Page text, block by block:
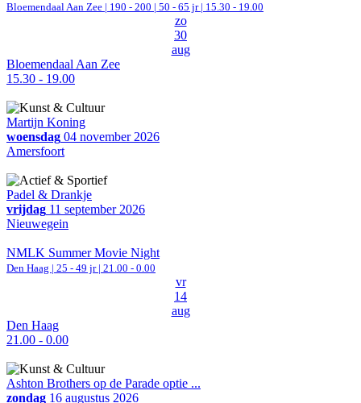
Bloemendaal Aan Zee | 190 - 200 | 50 - 65 jr | 15.30 - 19.00
zo
30
aug
Bloemendaal Aan Zee
15.30 - 19.00
Martijn Koning
woensdag 04 november 2026
Amersfoort
Padel & Drankje
vrijdag 11 september 2026
Nieuwegein
NMLK Summer Movie Night
Den Haag | 25 - 49 jr | 21.00 - 0.00
vr
14
aug
Den Haag
21.00 - 0.00
Ashton Brothers op de Parade optie ...
zondag 16 augustus 2026